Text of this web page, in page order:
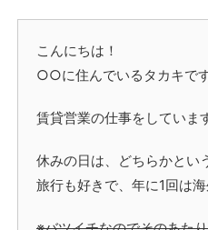
こんにちは！
○○に住んでいるタカキで
賃貸営業の仕事をしていま
休みの日は、どちらかとい
旅行も好きで、年に1回は